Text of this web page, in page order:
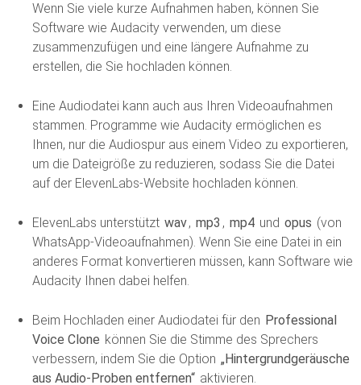
Wenn Sie viele kurze Aufnahmen haben, können Sie
Software wie Audacity verwenden, um diese
zusammenzufügen und eine längere Aufnahme zu
erstellen, die Sie hochladen können.
Eine Audiodatei kann auch aus Ihren Videoaufnahmen
stammen. Programme wie Audacity ermöglichen es
Ihnen, nur die Audiospur aus einem Video zu exportieren,
um die Dateigröße zu reduzieren, sodass Sie die Datei
auf der ElevenLabs-Website hochladen können.
ElevenLabs unterstützt wav, mp3 , mp4 und opus (von
WhatsApp-Videoaufnahmen). Wenn Sie eine Datei in ein
anderes Format konvertieren müssen, kann Software wie
Audacity Ihnen dabei helfen.
Beim Hochladen einer Audiodatei für den Professional
Voice Clone können Sie die Stimme des Sprechers
verbessern, indem Sie die Option „Hintergrundgeräusche
aus Audio-Proben entfernen“ aktivieren.